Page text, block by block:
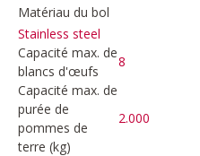
Matériau du bol
Stainless steel
Capacité max. de
blancs d'œufs
8
Capacité max. de
purée de
pommes de
terre (kg)
2.000